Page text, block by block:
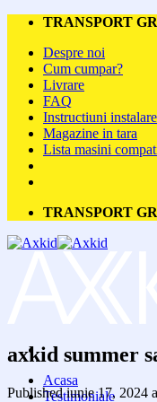
Skip
content
TRANSPORT
Despre noi
Cum cumpar?
Livrare
FAQ
Instructiuni instalare
Magazine in tara
Lista masini
TRANSPORT
Acasa
Testimoniale
axkid summer
Publishediunie 17, 2024